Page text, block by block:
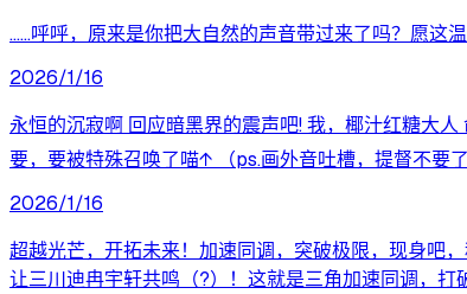
……呼呼，原来是你把大自然的声音带过来了吗？愿
2026/1/16
永恒的沉寂啊 回应暗黑界的震声吧! 我，椰汁红糖大
要，要被特殊召唤了喵↑ （ps.画外音吐槽，提督不要了
2026/1/16
超越光芒，开拓未来！加速同调，突破极限，现身吧
让三川迪冉宇轩共鸣（?）！这就是三角加速同调，打